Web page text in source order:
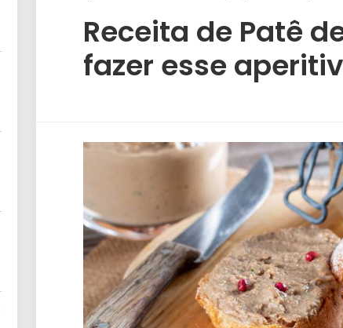
Receita de Patê
fazer esse